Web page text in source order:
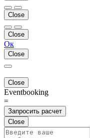
Close
Close
Ок
Close
Close
Eventbooking
=
Запросить расчет
Close